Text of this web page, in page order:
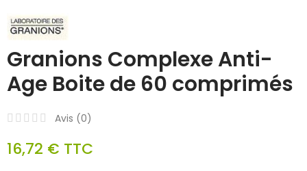
Granions Complexe Anti-
Age Boite de 60 comprimés
Avis (0)
16,72 € TTC